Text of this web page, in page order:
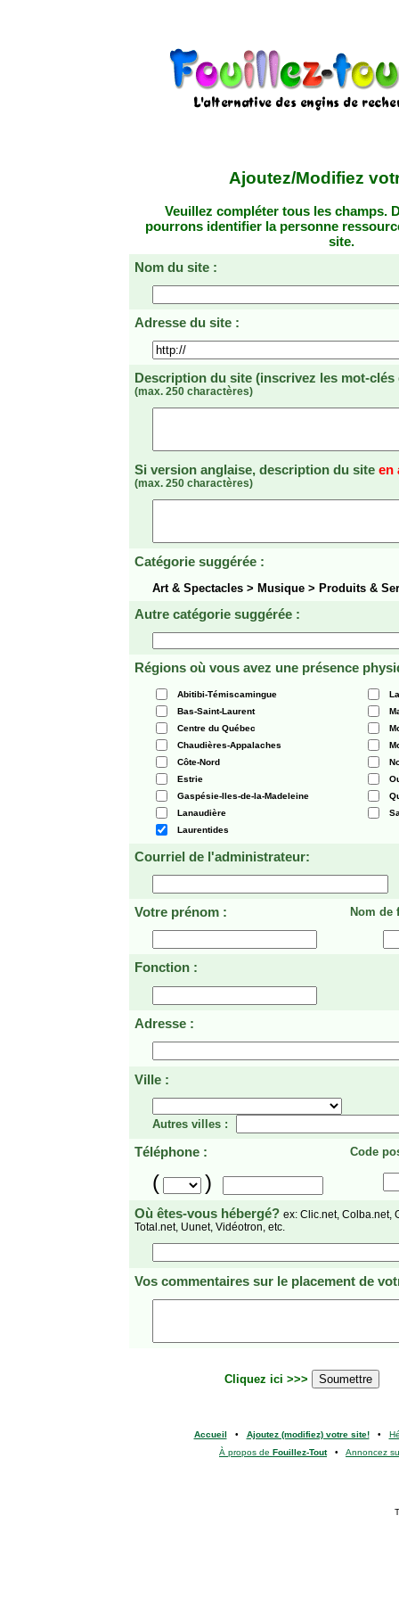
Ajoutez/Modifiez
Veuillez compléter tous les champs.
pourrons identifier la personne
site.
Nom du site :
Adresse du site :
Description du site (inscrivez les mot-
(max. 250 charactères)
Si version anglaise, description du site en
(max. 250 charactères)
Catégorie suggérée :
Art & Spectacles > Musique > Produits &
Autre catégorie suggérée :
Régions où vous avez une présence
Abitibi-Témiscamingue
Bas-Saint-Laurent
Centre du Québec
Chaudières-Appalaches
Côte-Nord
Estrie
Gaspésie-Iles-de-la-Madeleine
Lanaudière
Laurentides
Courriel de l'administrateur:
Votre prénom : Nom de
Fonction :
Adresse :
Ville :
Autres villes :
Téléphone : Code
( )
Où êtes-vous hébergé? ex: Clic.net, Colba.net,
Total.net, Uunet, Vidéotron, etc.
Vos commentaires sur le placement de
Cliquez ici >>>
Accueil • Ajoutez (modifiez) votre site!•
À propos de Fouillez-Tout• Annoncez